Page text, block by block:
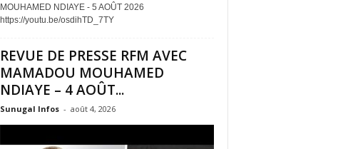
MOUHAMED NDIAYE - 5 AOÛT 2026
https://youtu.be/osdihTD_7TY
REVUE DE PRESSE RFM AVEC
MAMADOU MOUHAMED
NDIAYE – 4 AOÛT...
Sunugal Infos - août 4, 2026